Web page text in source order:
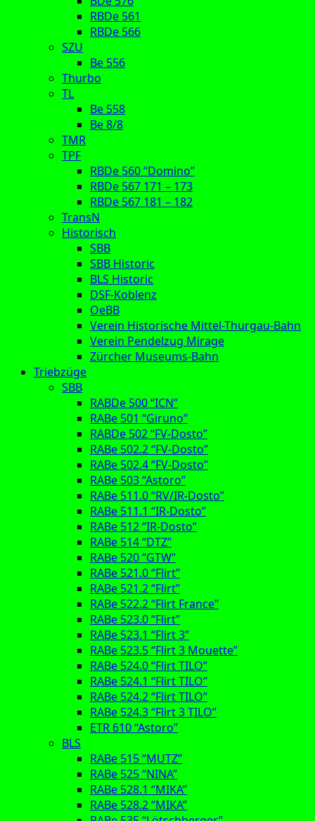
RBDe 561
RBDe 566
SZU
Be 556
Thurbo
TL
Be 558
Be 8/8
TMR
TPF
RBDe 560 “Domino”
RBDe 567 171 – 173
RBDe 567 181 – 182
TransN
Historisch
SBB
SBB Historic
BLS Historic
DSF-Koblenz
OeBB
Verein Historische Mittel-Thurgau-Bahn
Verein Pendelzug Mirage
Zürcher Museums-Bahn
Triebzüge
SBB
RABDe 500 “ICN”
RABe 501 “Giruno”
RABDe 502 “FV-Dosto”
RABe 502.2 “FV-Dosto”
RABe 502.4 “FV-Dosto”
RABe 503 “Astoro”
RABe 511.0 “RV/IR-Dosto”
RABe 511.1 “IR-Dosto”
RABe 512 “IR-Dosto”
RABe 514 “DTZ”
RABe 520 “GTW”
RABe 521.0 “Flirt”
RABe 521.2 “Flirt”
RABe 522.2 “Flirt France”
RABe 523.0 “Flirt”
RABe 523.1 “Flirt 3”
RABe 523.5 “Flirt 3 Mouette”
RABe 524.0 “Flirt TILO”
RABe 524.1 “Flirt TILO”
RABe 524.2 “Flirt TILO”
RABe 524.3 “Flirt 3 TILO”
ETR 610 “Astoro”
BLS
RABe 515 “MUTZ”
RABe 525 “NINA”
RABe 528.1 “MIKA”
RABe 528.2 “MIKA”